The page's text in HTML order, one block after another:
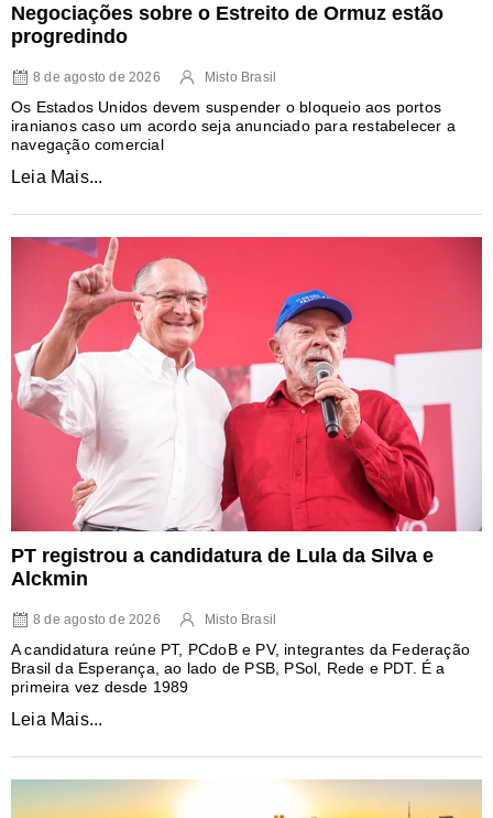
Negociações sobre o Estreito de Ormuz estão
progredindo
8 de agosto de 2026 Misto Brasil
Os Estados Unidos devem suspender o bloqueio aos portos
iranianos caso um acordo seja anunciado para restabelecer a
navegação comercial
Leia Mais...
PT registrou a candidatura de Lula da Silva e
Alckmin
8 de agosto de 2026 Misto Brasil
A candidatura reúne PT, PCdoB e PV, integrantes da Federação
Brasil da Esperança, ao lado de PSB, PSol, Rede e PDT. É a
primeira vez desde 1989
Leia Mais...